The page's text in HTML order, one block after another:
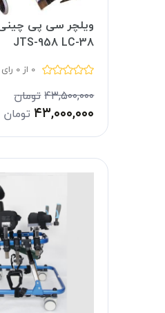
ویلچر سی پی
JTS-958 LC-38
0 از 0 رای
۴۳,۵۰۰,۰۰۰تومان
۴۳,۰۰۰,۰۰۰ تومان